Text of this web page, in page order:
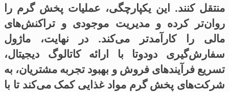
منتقل کنند. این یکپارچگی، عملیات پخش گرم را
روان‌تر کرده و مدیریت موجودی و تراکنش‌های
مالی را کارآمدتر می‌کند. در نهایت، ماژول
سفارش‌گیری دودوتا با ارائه کاتالوگ دیجیتال،
تسریع فرآیندهای فروش و بهبود تجربه مشتریان، به
شرکت‌های پخش گرم مواد غذایی کمک می‌کند تا با